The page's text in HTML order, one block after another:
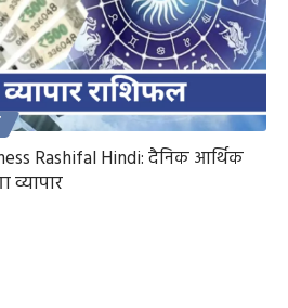
Rashifal Hindi: दैनिक आर्थिक